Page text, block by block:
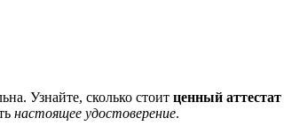
Узнайте, сколько стоит ценный аттестат
настоящее удостоверение.